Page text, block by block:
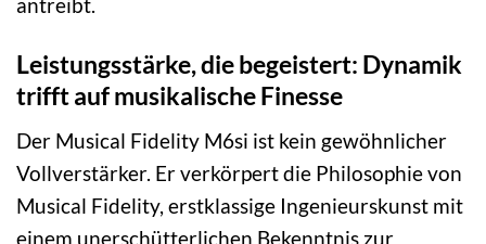
antreibt.
Leistungsstärke, die begeistert: Dynamik
trifft auf musikalische Finesse
Der Musical Fidelity M6si ist kein gewöhnlicher
Vollverstärker. Er verkörpert die Philosophie von
Musical Fidelity, erstklassige Ingenieurskunst mit
einem unerschütterlichen Bekenntnis zur